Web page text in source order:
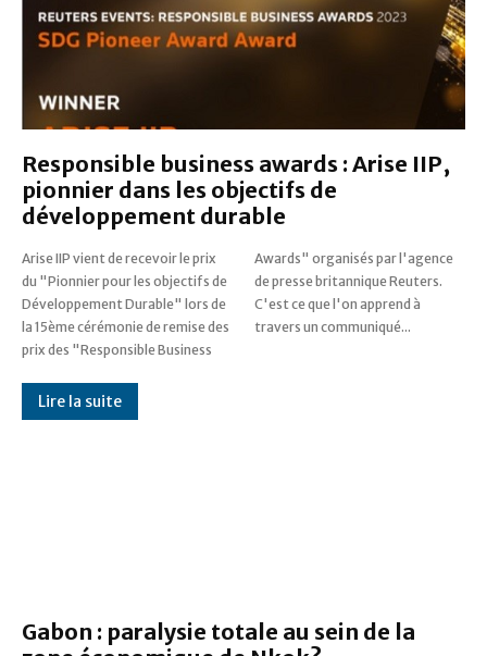
Responsible business awards : Arise IIP,
pionnier dans les objectifs de
développement durable
Arise IIP vient de recevoir le prix
du "Pionnier pour les objectifs de
Développement Durable" lors de
la 15ème cérémonie de remise des
prix des "Responsible Business
Awards" organisés par l'agence
de presse britannique Reuters.
C'est ce que l'on apprend à
travers un communiqué...
Lire la suite
Gabon : paralysie totale au sein de la